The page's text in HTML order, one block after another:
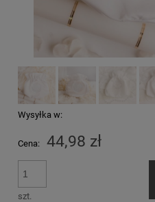
Wysyłka w:
Cena: 44,98 zł
szt.